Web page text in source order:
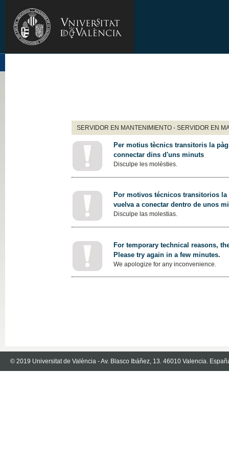
SERVIDOR EN MANTENIMIENTO - SERVIDOR EN
Per motius tècnics transitoris la
connectar dins d'uns minuts
Disculpe les molèsties.
Por motivos técnicos transitorios
vuelva a conectar dentro de unos
Disculpe las molestias.
For temporary technical reasons,
Please try again in a few minutes.
We apologize for any inconvenience.
© 2019 Universitat de València - Av. Blasco Ibáñez, 13. 46010 Valencia.